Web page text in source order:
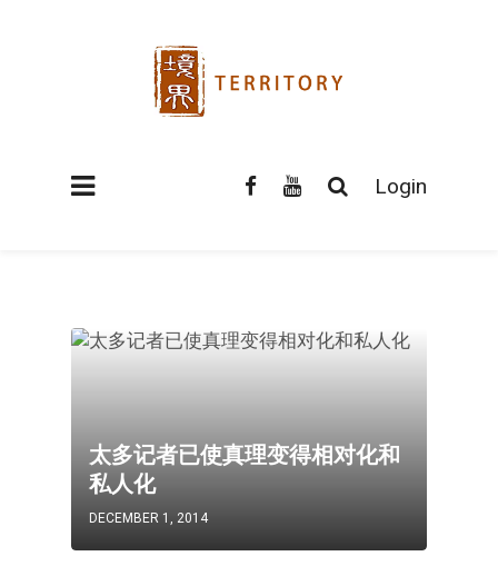
Login
太多记者已使真理变得相对化和
私人化
DECEMBER 1, 2014